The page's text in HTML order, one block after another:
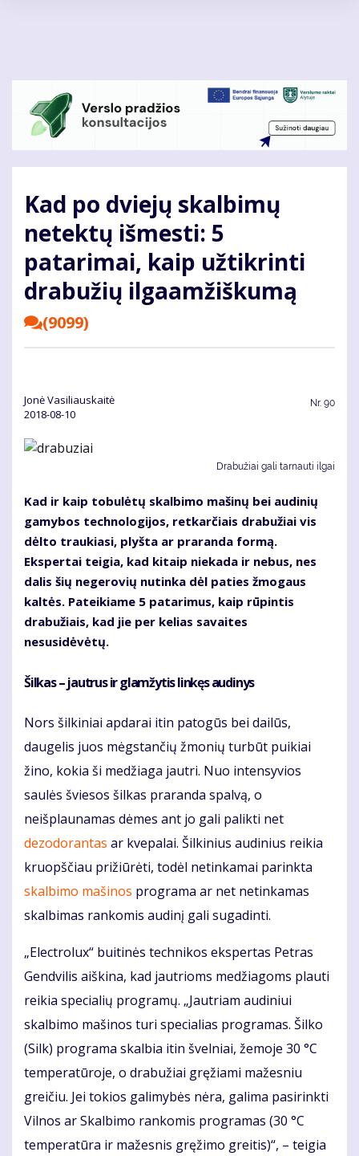
Kad po dviejų skalbimų
netektų išmesti: 5
patarimai, kaip užtikrinti
drabužių ilgaamžiškumą
(9099)
Jonė Vasiliauskaitė
2018-08-10
Nr. 90
Drabužiai gali tarnauti ilgai
Kad ir kaip tobulėtų skalbimo mašinų bei audinių
gamybos technologijos, retkarčiais drabužiai vis
dėlto traukiasi, plyšta ar praranda formą.
Ekspertai teigia, kad kitaip niekada ir nebus, nes
dalis šių negerovių nutinka dėl paties žmogaus
kaltės. Pateikiame 5 patarimus, kaip rūpintis
drabužiais, kad jie per kelias savaites
nesusidėvėtų.
Šilkas – jautrus ir glamžytis linkęs audinys
Nors šilkiniai apdarai itin patogūs bei dailūs,
daugelis juos mėgstančių žmonių turbūt puikiai
žino, kokia ši medžiaga jautri. Nuo intensyvios
saulės šviesos šilkas praranda spalvą, o
neišplaunamas dėmes ant jo gali palikti net
dezodorantas ar kvepalai. Šilkinius audinius reikia
kruopščiau prižiūrėti, todėl netinkamai parinkta
skalbimo mašinos programa ar net netinkamas
skalbimas rankomis audinį gali sugadinti.
„Electrolux“ buitinės technikos ekspertas Petras
Gendvilis aiškina, kad jautrioms medžiagoms plauti
reikia specialių programų. „Jautriam audiniui
skalbimo mašinos turi specialias programas. Šilko
(Silk) programa skalbia itin švelniai, žemoje 30 °C
temperatūroje, o drabužiai gręžiami mažesniu
greičiu. Jei tokios galimybės nėra, galima pasirinkti
Vilnos ar Skalbimo rankomis programas (30 °C
temperatūra ir mažesnis gręžimo greitis)“, – teigia